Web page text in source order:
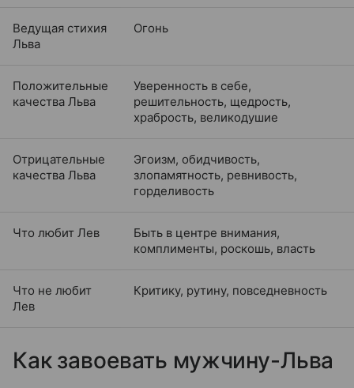
Ведущая стихия
Льва
Огонь
Положительные
качества Льва
Уверенность в себе,
решительность, щедрость,
храбрость, великодушие
Отрицательные
качества Льва
Эгоизм, обидчивость,
злопамятность, ревнивость,
горделивость
Что любит Лев
Быть в центре внимания,
комплименты, роскошь, власть
Что не любит
Лев
Критику, рутину, повседневность
Как завоевать мужчину-Льва